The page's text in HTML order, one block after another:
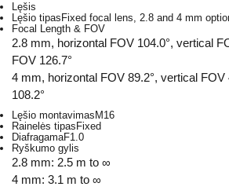
Lęšis
Lęšio tipas Fixed focal lens, 2.8 and 4 mm
Focal Length & FOV
2.8 mm, horizontal FOV 104.0°, vertical
FOV 126.7°
4 mm, horizontal FOV 89.2°, vertical FOV
108.2°
Lęšio montavimasM16
Rainelės tipasFixed
DiafragamaF1.0
Ryškumo gylis
2.8 mm: 2.5 m to ∞
4 mm: 3.1 m to ∞